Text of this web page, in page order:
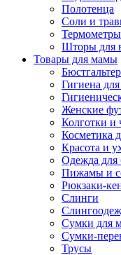
Полотенца
Соли и
Шторы для
Товары для мамы
Гигиена
Женские
Колготки и
Косметика
Красота и
Одежда для
Пижамы и
Рюкзаки-
Слинги
Сумки для
Сумки-
Трусы